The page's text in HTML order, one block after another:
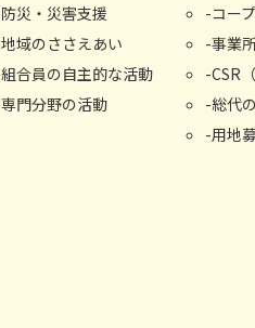
防災・災害支援
地域のささえあい
組合員の自主的な活動
専門分野の活動
コー
事業
CSR
総代
用地